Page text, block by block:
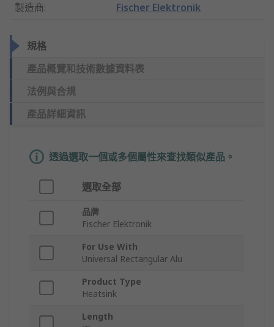
製造商: Fischer Elektronik
規格
產品概覽和技術數據資料表
法例與合規
產品詳細資訊
透過選取一個或多個屬性來查找類似產品。
選取全部
品牌
Fischer Elektronik
For Use With
Universal Rectangular Alu
Product Type
Heatsink
Length